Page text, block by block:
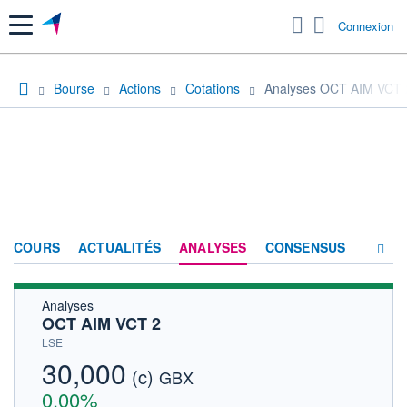
Menu Connexion
Bourse Actions Cotations Analyses OCT AIM VCT
COURS ACTUALITÉS ANALYSES CONSENSUS
Analyses
OCT AIM VCT 2
LSE
30,000 (c) GBX
0,00%